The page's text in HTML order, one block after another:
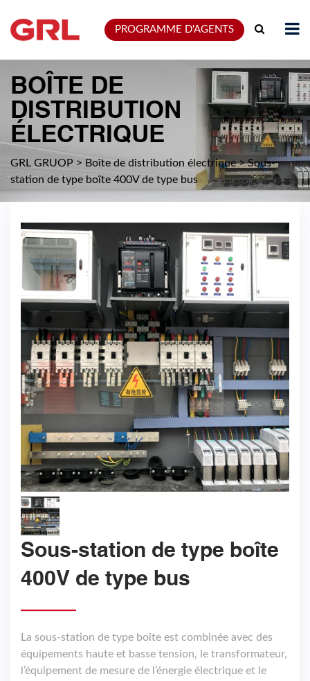
PROGRAMME D'AGENTS
BOÎTE DE
DISTRIBUTION
ÉLECTRIQUE
GRL GRUOP > Boîte de distribution électrique>Sous-
station de type boîte 400V de type bus
Sous-station de type boîte
400V de type bus
La sous-station de type boîte est combinée avec des
équipements haute et basse tension, le transformateur,
l’équipement de mesure de l’énergie électrique et le